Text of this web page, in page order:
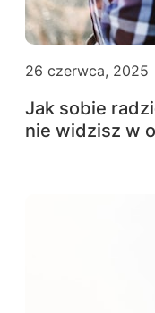
26 czerwca, 2025
Jak sobie
nie widzisz w